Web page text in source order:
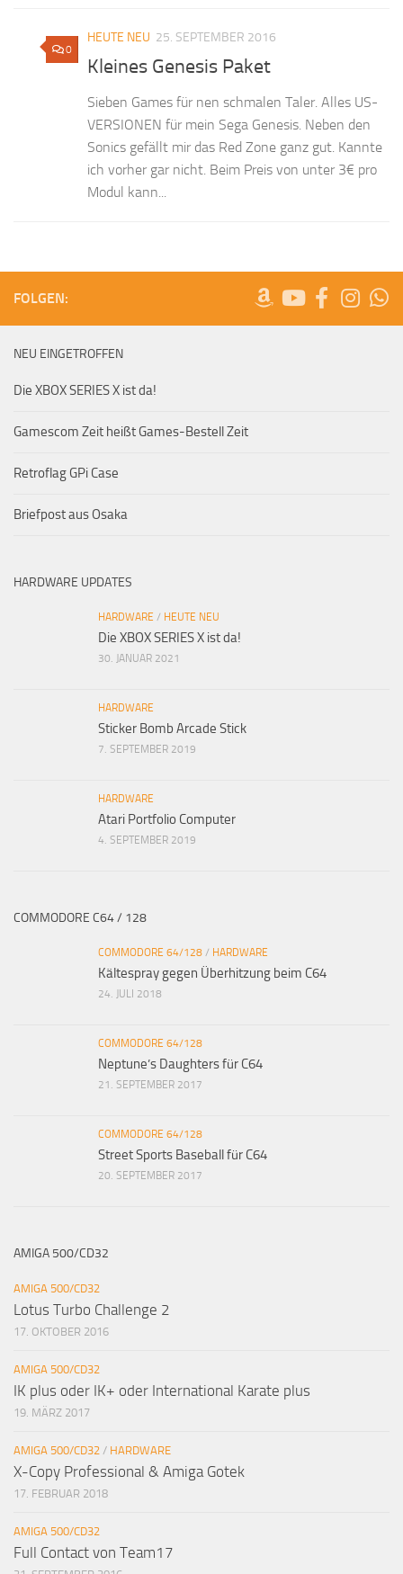
0
HEUTE NEU 25. SEPTEMBER 2016
Kleines Genesis Paket
Sieben Games für nen schmalen Taler. Alles US-
VERSIONEN für mein Sega Genesis. Neben den
Sonics gefällt mir das Red Zone ganz gut. Kannte
ich vorher gar nicht. Beim Preis von unter 3€ pro
Modul kann...
FOLGEN:
NEU EINGETROFFEN
Die XBOX SERIES X ist da!
Gamescom Zeit heißt Games-Bestell Zeit
Retroflag GPi Case
Briefpost aus Osaka
HARDWARE UPDATES
HARDWARE / HEUTE NEU
Die XBOX SERIES X ist da!
30. JANUAR 2021
HARDWARE
Sticker Bomb Arcade Stick
7. SEPTEMBER 2019
HARDWARE
Atari Portfolio Computer
4. SEPTEMBER 2019
COMMODORE C64 / 128
COMMODORE 64/128 / HARDWARE
Kältespray gegen Überhitzung beim C64
24. JULI 2018
COMMODORE 64/128
Neptune’s Daughters für C64
21. SEPTEMBER 2017
COMMODORE 64/128
Street Sports Baseball für C64
20. SEPTEMBER 2017
AMIGA 500/CD32
AMIGA 500/CD32
Lotus Turbo Challenge 2
17. OKTOBER 2016
AMIGA 500/CD32
IK plus oder IK+ oder International Karate plus
19. MÄRZ 2017
AMIGA 500/CD32 / HARDWARE
X-Copy Professional & Amiga Gotek
17. FEBRUAR 2018
AMIGA 500/CD32
Full Contact von Team17